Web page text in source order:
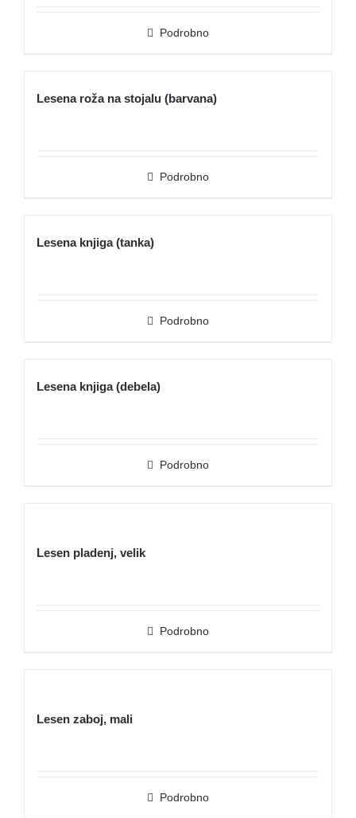
Podrobno
Lesena roža na stojalu (barvana)
Podrobno
Lesena knjiga (tanka)
Podrobno
Lesena knjiga (debela)
Podrobno
Lesen pladenj, velik
Podrobno
Lesen zaboj, mali
Podrobno